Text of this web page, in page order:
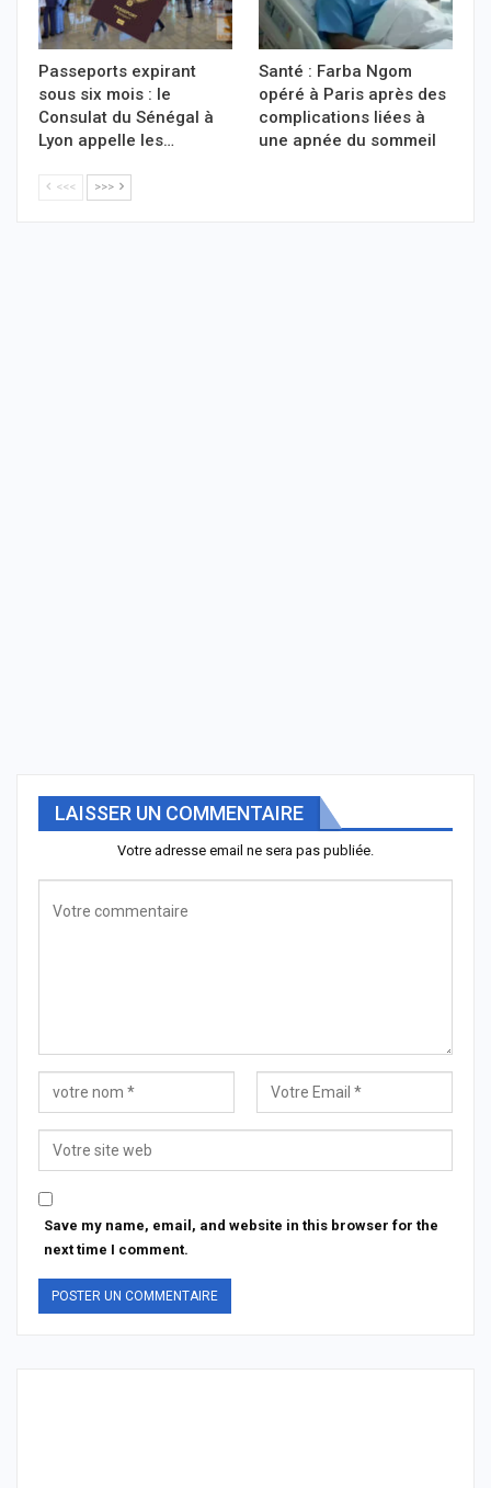
Passeports expirant
sous six mois : le
Consulat du Sénégal à
Lyon appelle les…
Santé : Farba Ngom
opéré à Paris après des
complications liées à
une apnée du sommeil
<<< >>>
LAISSER UN COMMENTAIRE
Votre adresse email ne sera pas publiée.
Save my name, email, and website in this browser for the
next time I comment.